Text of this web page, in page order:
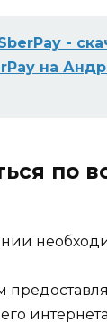
-
на
по
интернета